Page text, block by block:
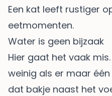
Een kat leeft rustiger
eetmomenten.
Water is geen bijzaak
Hier gaat het vaak
weinig als er maar
dat bakje naast het